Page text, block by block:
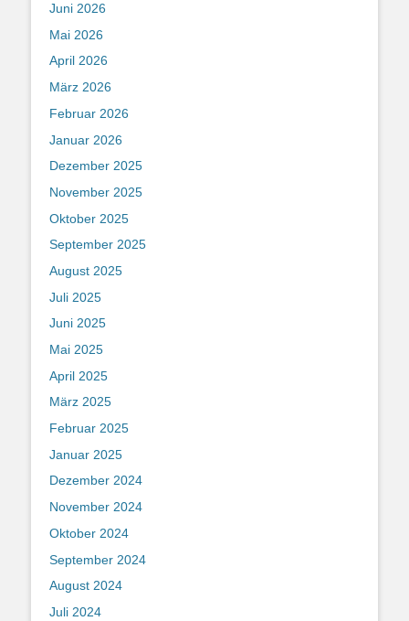
Juni 2026
Mai 2026
April 2026
März 2026
Februar 2026
Januar 2026
Dezember 2025
November 2025
Oktober 2025
September 2025
August 2025
Juli 2025
Juni 2025
Mai 2025
April 2025
März 2025
Februar 2025
Januar 2025
Dezember 2024
November 2024
Oktober 2024
September 2024
August 2024
Juli 2024